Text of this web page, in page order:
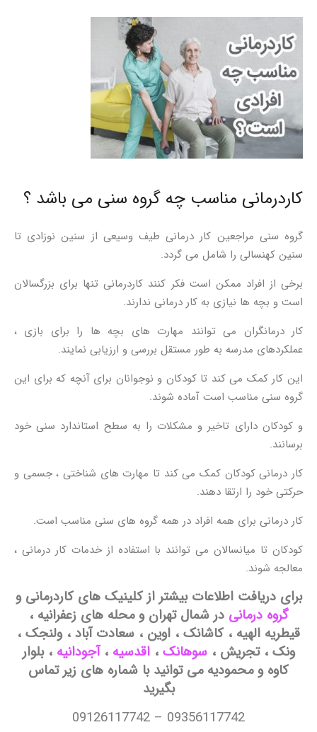
کاردرمانی مناسب چه گروه سنی می باشد ؟
گروه سنی مراجعین کار درمانی طیف وسیعی از سنین نوزادی تا
سنین کهنسالی را شامل می گردد.
برخی از افراد ممکن است فکر کنند کاردرمانی تنها برای بزرگسالان
است و بچه ها نیازی به کار درمانی ندارند.
کار درمانگران می توانند مهارت های بچه ها را برای بازی ،
عملکردهای مدرسه به طور مستقل بررسی و ارزیابی نمایند.
این کار کمک می کند تا کودکان و نوجوانان برای آنچه که برای این
گروه سنی مناسب است آماده شوند.
و کودکان دارای تاخیر و مشکلات را به سطح استاندارد سنی خود
برسانند.
کار درمانی کودکان کمک می کند تا مهارت های شناختی ، جسمی و
حرکتی خود را ارتقا دهند.
کار درمانی برای همه افراد در همه گروه های سنی مناسب است.
کودکان تا میانسالان می توانند با استفاده از خدمات کار درمانی ،
معالجه شوند.
برای دریافت اطلاعات بیشتر از کلینیک های کاردرمانی و
گروه درمانی در شمال تهران و محله های زعفرانیه ،
قیطریه الهیه ، کاشانک ، اوین ، سعادت آباد ، ولنجک ،
ونک ، تجریش ،سوهانک ،اقدسیه ،آجودانیه ، بلوار
کاوه و محمودیه می توانید با شماره های زیر تماس
بگیرید
09356117742 – 09126117742